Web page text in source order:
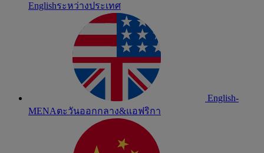
Englishระหว่างประเทศ
English-
MENAตะวันออกกลาง&แอฟริกา